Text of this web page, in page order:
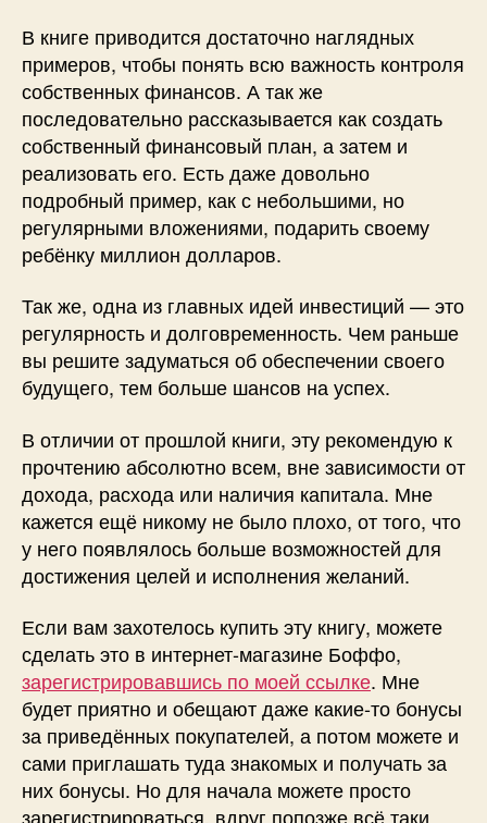
В книге приводится достаточно наглядных
примеров, чтобы понять всю важность контроля
собственных финансов. А так же
последовательно рассказывается как создать
собственный финансовый план, а затем и
реализовать его. Есть даже довольно
подробный пример, как с небольшими, но
регулярными вложениями, подарить своему
ребёнку миллион долларов.
Так же, одна из главных идей инвестиций — это
регулярность и долговременность. Чем раньше
вы решите задуматься об обеспечении своего
будущего, тем больше шансов на успех.
В отличии от прошлой книги, эту рекомендую к
прочтению абсолютно всем, вне зависимости от
дохода, расхода или наличия капитала. Мне
кажется ещё никому не было плохо, от того, что
у него появлялось больше возможностей для
достижения целей и исполнения желаний.
Если вам захотелось купить эту книгу, можете
сделать это в интернет-магазине Боффо,
зарегистрировавшись по моей ссылке. Мне
будет приятно и обещают даже какие-то бонусы
за приведённых покупателей, а потом можете и
сами приглашать туда знакомых и получать за
них бонусы. Но для начала можете просто
зарегистрироваться, вдруг попозже всё таки